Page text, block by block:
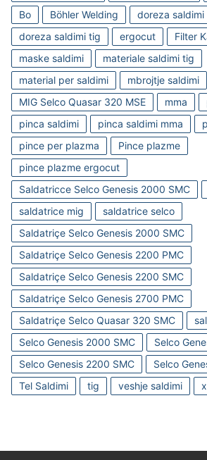
Bo
Böhler Welding
doreza saldimi
doreza saldimi tig
ergocut
Filter
maske saldimi
materiale saldimi tig
material per saldimi
mbrojtje saldimi
MIG Selco Quasar 320 MSE
mma
pinca saldimi
pinca saldimi mma
pince per plazma
Pince plazme
pince plazme ergocut
Saldatricce Selco Genesis 2000 SMC
saldatrice mig
saldatrice selco
Saldatriçe Selco Genesis 2000 SMC
Saldatriçe Selco Genesis 2200 PMC
Saldatriçe Selco Genesis 2200 SMC
Saldatriçe Selco Genesis 2700 PMC
Saldatriçe Selco Quasar 320 SMC
Selco Genesis 2000 SMC
Selco
Selco Genesis 2200 SMC
Selco
Tel Saldimi
tig veshje saldimi